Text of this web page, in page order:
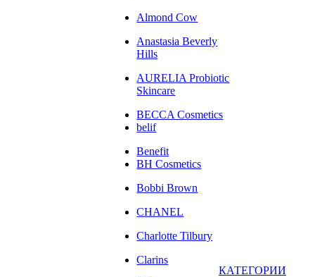
Almond Cow
Anastasia Beverly
Hills
AURELIA Probiotic
Skincare
BECCA Cosmetics
belif
Benefit
BH Cosmetics
Bobbi Brown
CHANEL
Charlotte Tilbury
Clarins
КАТЕГОРИИ